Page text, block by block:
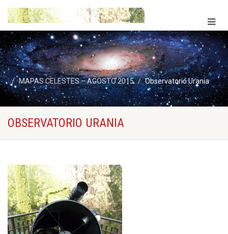
MAPAS CELESTES – AGOSTO 2015 Observatorio Urania
OBSERVATORIO URANIA